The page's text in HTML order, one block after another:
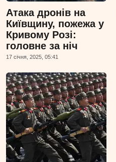
Атака дронів на
Київщину, пожежа у
Кривому Розі:
головне за ніч
17 сiчня, 2025, 05:41